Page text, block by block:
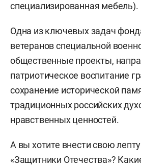
специализированная мебель).
Одна из ключевых задач
ветеранов специальной
общественные проекты,
патриотическое воспитание
сохранение исторической
традиционных российских
нравственных ценностей.
А вы хотите внести свою
«Защитники Отечества»?